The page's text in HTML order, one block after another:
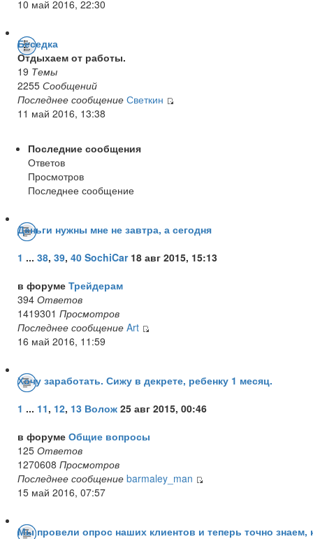
10 май 2016, 22:30
Беседка
Отдыхаем от работы.
19 Темы
2255 Сообщений
Последнее сообщение Светкин
11 май 2016, 13:38
Последние сообщения
Ответов
Просмотров
Последнее сообщение
Деньги нужны мне не завтра, а сегодня
1 ... 38, 39, 40 SochiCar18 авг 2015, 15:13
в форуме Трейдерам
394 Ответов
1419301 Просмотров
Последнее сообщение Art
16 май 2016, 11:59
Хочу заработать. Сижу в декрете, ребенку 1 месяц.
1 ... 11, 12, 13 Волож 25 авг 2015, 00:46
в форуме Общие вопросы
125 Ответов
1270608 Просмотров
Последнее сообщение barmaley_man
15 май 2016, 07:57
Мы провели опрос наших клиентов и теперь точно знаем,